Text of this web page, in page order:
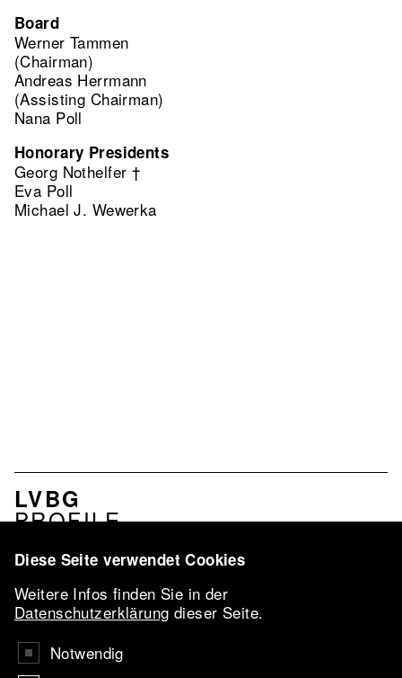
Board
Werner Tammen
(Chairman)
Andreas Herrmann
(Assisting Chairman)
Nana Poll
Honorary Presidents
Georg Nothelfer †
Eva Poll
Michael J. Wewerka
MENU
ASSOCIATION
LVBG
PROFILE
NETWORK
LVBG-
CONFERENCE
2026
VBKI-AWARD
AARTIST IN
Diese Seite verwendet Cookies
Weitere Infos finden Sie in der
Datenschutzerklärung dieser Seite.
Notwendig